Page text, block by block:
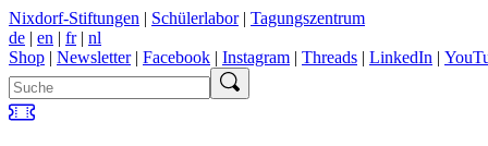
Nixdorf-Stiftungen | Schülerlabor| Tagungszentrum
de | en | fr| nl
Shop | Newsletter| Facebook | Instagram | Threads | LinkedIn |